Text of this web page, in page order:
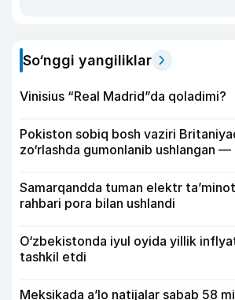
So‘nggi yangiliklar
Vinisius “Real Madrid”da qoladimi?
Pokiston sobiq bosh vaziri
zo‘rlashda gumonlanib ushlangan —
Samarqandda tuman elektr
rahbari pora bilan ushlandi
O‘zbekistonda iyul oyida yillik
tashkil etdi
Meksikada a’lo natijalar sabab 58